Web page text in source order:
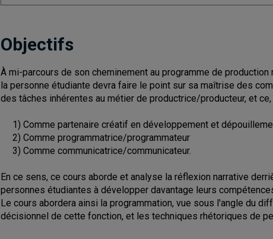
Objectifs
À mi-parcours de son cheminement au programme de
la personne étudiante devra faire le point sur sa maîtrise des
des tâches inhérentes au métier de productrice/producteur, et
1) Comme partenaire créatif en développement et
2) Comme programmatrice/programmateur
3) Comme communicatrice/communicateur.
En ce sens, ce cours aborde et analyse la réflexion narrative
personnes étudiantes à développer davantage leurs
Le cours abordera ainsi la programmation, vue sous l'angle du
décisionnel de cette fonction, et les techniques rhétoriques de